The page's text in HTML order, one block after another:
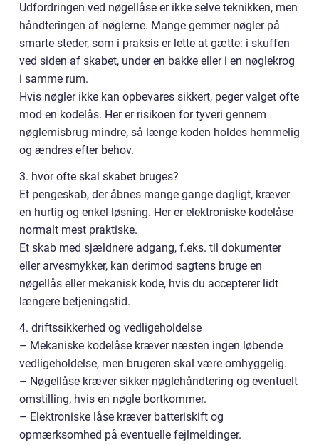
Udfordringen ved nøgellåse er ikke selve teknikken, men
håndteringen af nøglerne. Mange gemmer nøgler på
smarte steder, som i praksis er lette at gætte: i skuffen
ved siden af skabet, under en bakke eller i en nøglekrog
i samme rum.
Hvis nøgler ikke kan opbevares sikkert, peger valget ofte
mod en kodelås. Her er risikoen for tyveri gennem
nøglemisbrug mindre, så længe koden holdes hemmelig
og ændres efter behov.
3. hvor ofte skal skabet bruges?
Et pengeskab, der åbnes mange gange dagligt, kræver
en hurtig og enkel løsning. Her er elektroniske kodelåse
normalt mest praktiske.
Et skab med sjældnere adgang, f.eks. til dokumenter
eller arvesmykker, kan derimod sagtens bruge en
nøgellås eller mekanisk kode, hvis du accepterer lidt
længere betjeningstid.
4. driftssikkerhed og vedligeholdelse
– Mekaniske kodelåse kræver næsten ingen løbende
vedligeholdelse, men brugeren skal være omhyggelig.
– Nøgellåse kræver sikker nøglehåndtering og eventuelt
omstilling, hvis en nøgle bortkommer.
– Elektroniske låse kræver batteriskift og
opmærksomhed på eventuelle fejlmeldinger.